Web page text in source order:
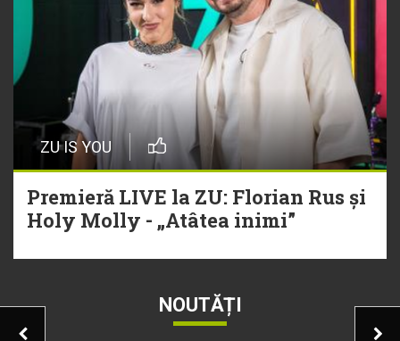
ZU IS YOU
Premieră LIVE la ZU: Florian Rus și
Holy Molly - „Atâtea inimi”
NOUTĂȚI